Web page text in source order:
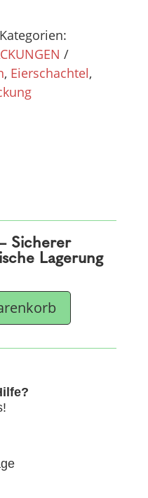
Kategorien:
, Eierschachtel,
Sicherer
Lagerung